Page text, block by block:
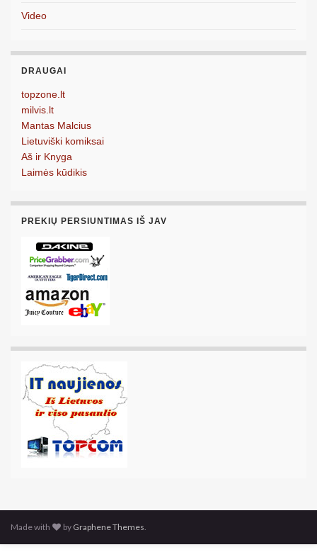
Video
DRAUGAI
topzone.lt
milvis.lt
Mantas Malcius
Lietuviški komiksai
Aš ir Knyga
Laimės kūdikis
PREKIŲ PERSIUNTIMAS IŠ JAV
Made with by Graphene Themes